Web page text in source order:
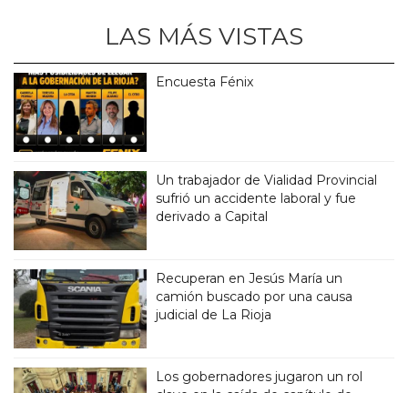
LAS MÁS VISTAS
Encuesta Fénix
Un trabajador de Vialidad Provincial
sufrió un accidente laboral y fue
derivado a Capital
Recuperan en Jesús María un
camión buscado por una causa
judicial de La Rioja
Los gobernadores jugaron un rol